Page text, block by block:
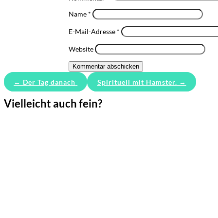
Literarisches
Login/
Name *
E-Mail-Adresse *
Website
Kommentar abschicken
← Der Tag danach Spirituell mit Hamster. →
Vielleicht auch fein?